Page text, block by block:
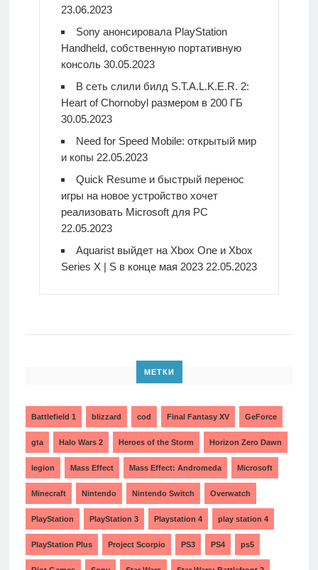
23.06.2023
Sony анонсировала PlayStation
Handheld, собственную портативную
консоль 30.05.2023
В сеть слили билд S.T.A.L.K.E.R. 2:
Heart of Chornobyl размером в 200 ГБ
30.05.2023
Need for Speed Mobile: открытый мир
и копы 22.05.2023
Quick Resume и быстрый перенос
игры на новое устройство хочет
реализовать Microsoft для PC
22.05.2023
Aquarist выйдет на Xbox One и Xbox
Series X | S в конце мая 2023 22.05.2023
МЕТКИ
Battlefield 1 blizzard cod Final Fantasy XV GeForce
gta Halo Wars 2 Heroes of the Storm Horizon Zero Dawn
legion Mass Effect Mass Effect: Andromeda Microsoft
Minecraft Nintendo Nintendo Switch Overwatch
PlayStation PlayStation 3 Playstation 4 play station 4
PlayStation Plus Project Scorpio PS3 PS4 ps5